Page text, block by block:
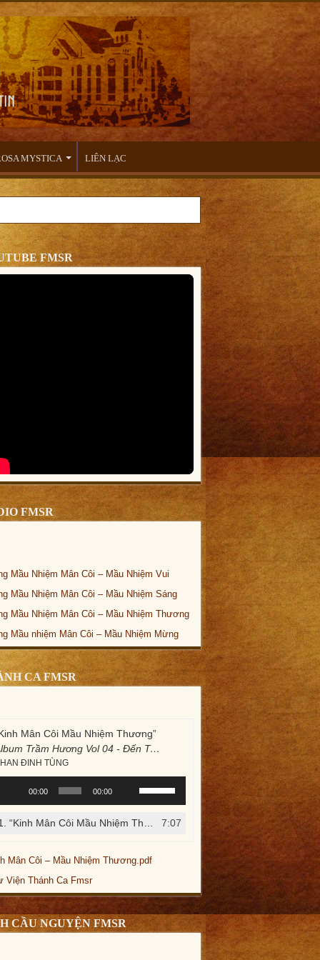
MYSTICA LIÊN LẠC
FMSR
FMSR
Mầu Nhiệm Mân Côi – Mầu Nhiệm Vui
Mầu Nhiệm Mân Côi – Mầu Nhiệm Sáng
Mầu Nhiệm Mân Côi – Mầu Nhiệm Thương
Mầu nhiệm Mân Côi – Mầu Nhiệm Mừng
CA FMSR
Mân Côi Mầu Nhiệm Thương”
Album Trầm Hương Vol 04 - Đến Trước Nhan Mẹ
ĐINH TÙNG
00:00 00:00
phím
tên
tăng
hoặc
giảm
“Kinh Mân Côi Mầu Nhiệm Thương” — PHAN ĐINH TÙNG
7:07
Mân Côi – Mầu Nhiệm Thương.pdf
Viện Thánh Ca Fmsr
CẦU NGUYỆN FMSR